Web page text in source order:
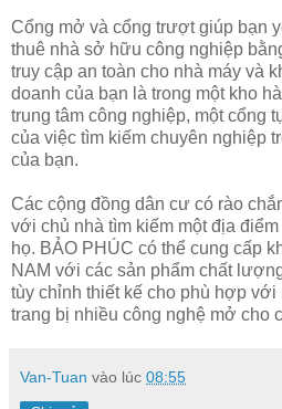
Cổng mở và cổng trượt giúp bạn
thuê nhà sở hữu công nghiệp
truy cập an toàn cho nhà máy và
doanh của bạn là trong một kho
trung tâm công nghiệp, một cổng
của việc tìm kiếm chuyên nghiệp
của bạn.
Các cộng đồng dân cư có rào
với chủ nhà tìm kiếm một địa
họ. BẢO PHÚC có thể cung cấp
NAM với các sản phẩm chất
tùy chỉnh thiết kế cho phù hợp
trang bị nhiều công nghệ mở cho
Van-Tuan vào lúc 08:55